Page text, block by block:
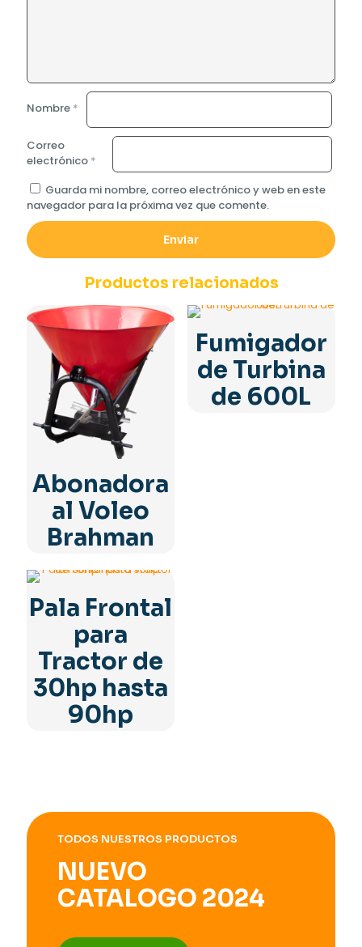
Nombre *
Correo
electrónico *
Guarda mi nombre, correo electrónico y web en este
navegador para la próxima vez que comente.
Productos relacionados
Abonadora
al Voleo
Brahman
Fumigador
de Turbina
de 600L
Pala Frontal
para
Tractor de
30hp hasta
90hp
TODOS NUESTROS PRODUCTOS
NUEVO
CATALOGO 2024